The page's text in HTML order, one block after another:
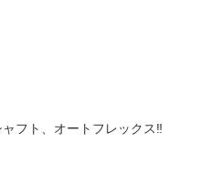
フト、オートフレックス‼